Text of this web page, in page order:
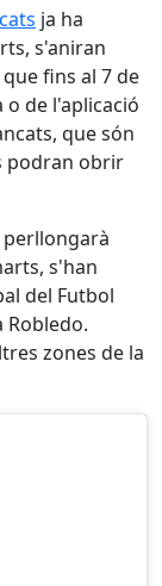
ja ha
s'aniran
fins al 7 de
de l'aplicació
que són
podran obrir
s'han
del Futbol
Robledo.
zones de la